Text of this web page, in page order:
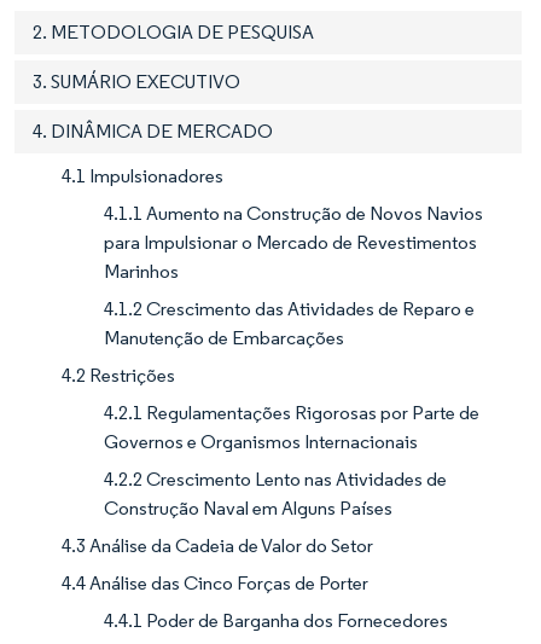
2. METODOLOGIA DE PESQUISA
3. SUMÁRIO EXECUTIVO
4. DINÂMICA DE MERCADO
4.1 Impulsionadores
4.1.1 Aumento na Construção de Novos Navios
para Impulsionar o Mercado de Revestimentos
Marinhos
4.1.2 Crescimento das Atividades de Reparo e
Manutenção de Embarcações
4.2 Restrições
4.2.1 Regulamentações Rigorosas por Parte de
Governos e Organismos Internacionais
4.2.2 Crescimento Lento nas Atividades de
Construção Naval em Alguns Países
4.3 Análise da Cadeia de Valor do Setor
4.4 Análise das Cinco Forças de Porter
4.4.1 Poder de Barganha dos Fornecedores